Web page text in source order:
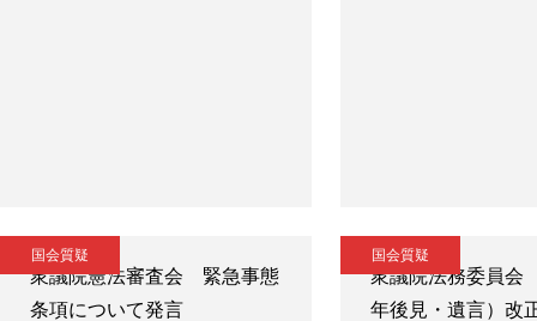
国会質疑
衆議院憲法審査会 緊急事態
条項について発言
国会質疑
衆議院法務委員
年後見・遺言）改